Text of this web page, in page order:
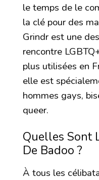
le temps de le
la clé pour des
Grindr est une
rencontre
plus utilisées en
elle est
hommes gays,
queer.
Quelles Sont
De Badoo ?
À tous les